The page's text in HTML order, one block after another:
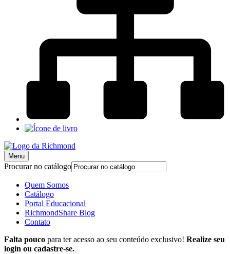
Menu
Procurar no catálogo
Quem Somos
Catálogo
Portal Educacional
RichmondShare Blog
Contato
Falta pouco para ter acesso ao seu conteúdo exclusivo! Realize seu
login ou cadastre-se.